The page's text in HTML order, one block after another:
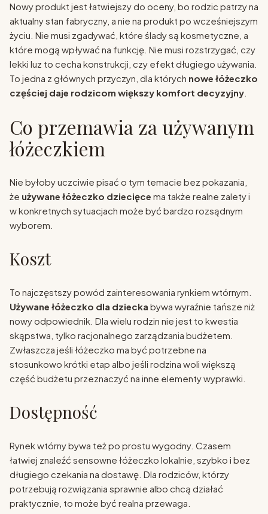
Nowy produkt jest łatwiejszy do oceny, bo rodzic patrzy na
aktualny stan fabryczny, a nie na produkt po wcześniejszym
życiu. Nie musi zgadywać, które ślady są kosmetyczne, a
które mogą wpływać na funkcję. Nie musi rozstrzygać, czy
lekki luz to cecha konstrukcji, czy efekt długiego używania.
To jedna z głównych przyczyn, dla których nowe łóżeczko
częściej daje rodzicom większy komfort decyzyjny
Co przemawia za używanym
łóżeczkiem
Nie byłoby uczciwie pisać o tym temacie bez pokazania,
że używane łóżeczko dziecięce ma także realne zalety i
w konkretnych sytuacjach może być bardzo rozsądnym
wyborem.
Koszt
To najczęstszy powód zainteresowania rynkiem wtórnym.
Używane łóżeczko dla dziecka bywa wyraźnie tańsze niż
nowy odpowiednik. Dla wielu rodzin nie jest to kwestia
skąpstwa, tylko racjonalnego zarządzania budżetem.
Zwłaszcza jeśli łóżeczko ma być potrzebne na
stosunkowo krótki etap albo jeśli rodzina woli większą
część budżetu przeznaczyć na inne elementy wyprawki.
Dostępność
Rynek wtórny bywa też po prostu wygodny. Czasem
łatwiej znaleźć sensowne łóżeczko lokalnie, szybko i bez
długiego czekania na dostawę. Dla rodziców, którzy
potrzebują rozwiązania sprawnie albo chcą działać
praktycznie, to może być realna przewaga.